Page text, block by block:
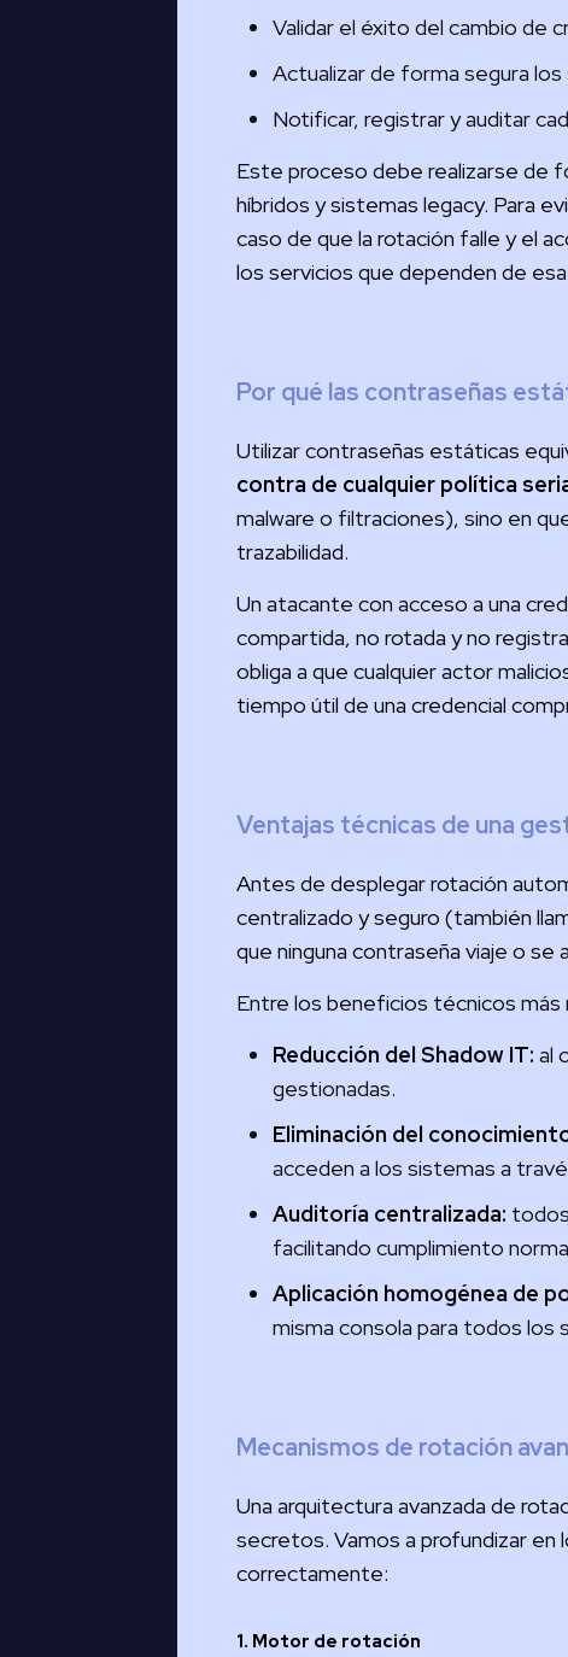
Validar el éxito del cambio de
Actualizar de forma segura
Notificar, registrar y auditar
Este proceso debe realizarse de
híbridos y sistemas legacy. Para
caso de que la rotación falle y el
los servicios que dependen de
Por qué las contraseñas
Utilizar contraseñas estáticas
contra de cualquier política
malware o filtraciones), sino en
trazabilidad.
Un atacante con acceso a una
compartida, no rotada y no
obliga a que cualquier actor
tiempo útil de una credencial
Ventajas técnicas de una
Antes de desplegar rotación
centralizado y seguro (también
que ninguna contraseña viaje o
Entre los beneficios técnicos
Reducción del Shadow IT: al
gestionadas.
Eliminación del
acceden a los sistemas a
Auditoría centralizada:
facilitando cumplimiento
Aplicación homogénea de
misma consola para todos los
Mecanismos de rotación
Una arquitectura avanzada de
secretos. Vamos a profundizar
correctamente:
1. Motor de rotación